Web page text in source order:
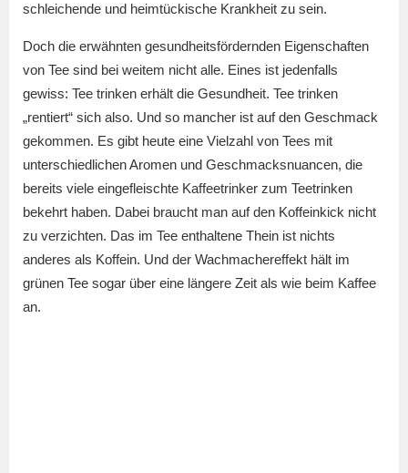
schleichende und heimtückische Krankheit zu sein.
Doch die erwähnten gesundheitsfördernden Eigenschaften
von Tee sind bei weitem nicht alle. Eines ist jedenfalls
gewiss: Tee trinken erhält die Gesundheit. Tee trinken
„rentiert“ sich also. Und so mancher ist auf den Geschmack
gekommen. Es gibt heute eine Vielzahl von Tees mit
unterschiedlichen Aromen und Geschmacksnuancen, die
bereits viele eingefleischte Kaffeetrinker zum Teetrinken
bekehrt haben. Dabei braucht man auf den Koffeinkick nicht
zu verzichten. Das im Tee enthaltene Thein ist nichts
anderes als Koffein. Und der Wachmachereffekt hält im
grünen Tee sogar über eine längere Zeit als wie beim Kaffee
an.